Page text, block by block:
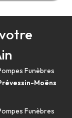
Funèbres
Moëns
Funèbres